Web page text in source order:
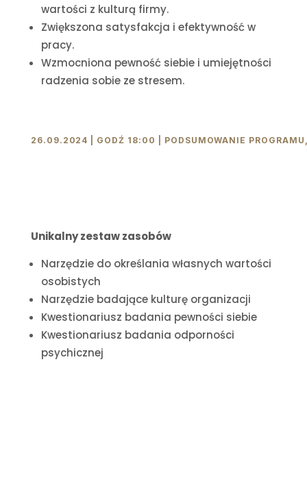
wartości z kulturą firmy.
Zwiększona satysfakcja i efektywność w
pracy.
Wzmocniona pewność siebie i umiejętności
radzenia sobie ze stresem.
26.09.2024 | GODŹ 18:00 | PODSUMOWANIE
Unikalny zestaw zasobów
Narzędzie do określania własnych wartości
osobistych
Narzędzie badające kulturę organizacji
Kwestionariusz badania pewności siebie
Kwestionariusz badania odporności
psychicznej